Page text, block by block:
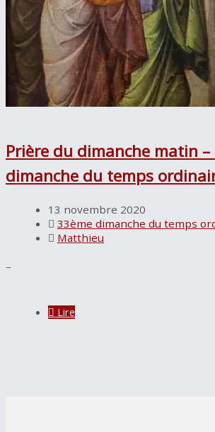
Prière du dimanche matin –
dimanche du temps
13 novembre 2020
33ème dimanche du temps
Matthieu
–
Lire